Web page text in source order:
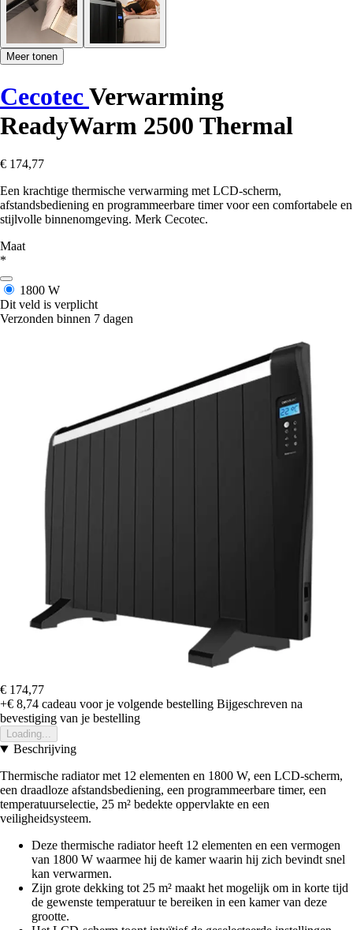
Meer tonen
CecotecVerwarming
ReadyWarm 2500 Thermal
€ 174,77
Een krachtige thermische verwarming met LCD-scherm,
afstandsbediening en programmeerbare timer voor een comfortabele en
stijlvolle binnenomgeving. Merk Cecotec.
Maat
*
1800 W
Dit veld is verplicht
Verzonden binnen 7 dagen
€ 174,77
+€ 8,74 cadeau voor je volgende bestelling Bijgeschreven na
bevestiging van je bestelling
Loading...
Beschrijving
Thermische radiator met 12 elementen en 1800 W, een LCD-scherm,
een draadloze afstandsbediening, een programmeerbare timer, een
temperatuurselectie, 25 m² bedekte oppervlakte en een
veiligheidsysteem.
Deze thermische radiator heeft 12 elementen en een vermogen
van 1800 W waarmee hij de kamer waarin hij zich bevindt snel
kan verwarmen.
Zijn grote dekking tot 25 m² maakt het mogelijk om in korte tijd
de gewenste temperatuur te bereiken in een kamer van deze
grootte.